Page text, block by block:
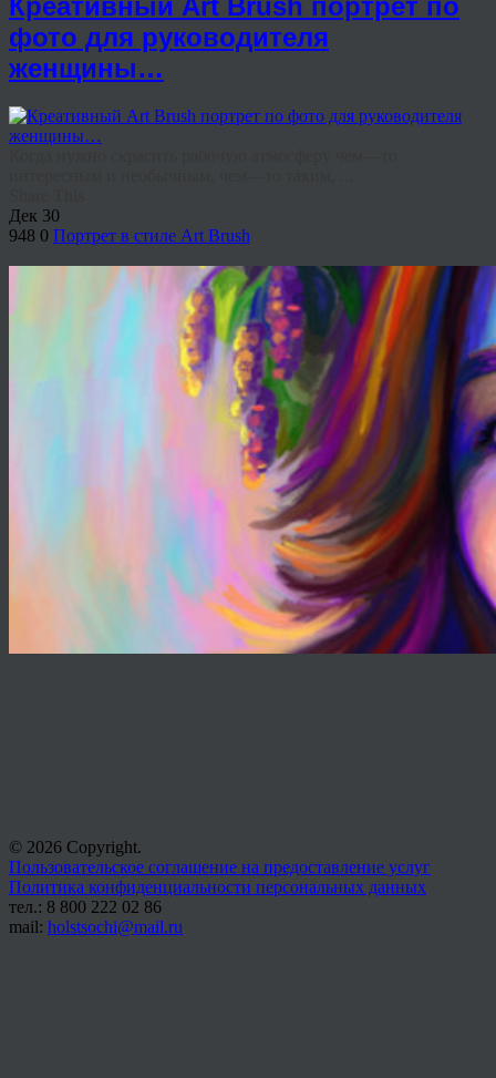
Креативный Art Brush портрет по
фото для руководителя
женщины…
Дек 30
948 0 Портрет в стиле Art Brush
© 2026 Copyright.
Пользовательское соглашение на предоставление услуг
Политика конфиденциальности персональных данных
тел.: 8 800 222 02 86
mail: holstsochi@mail.ru